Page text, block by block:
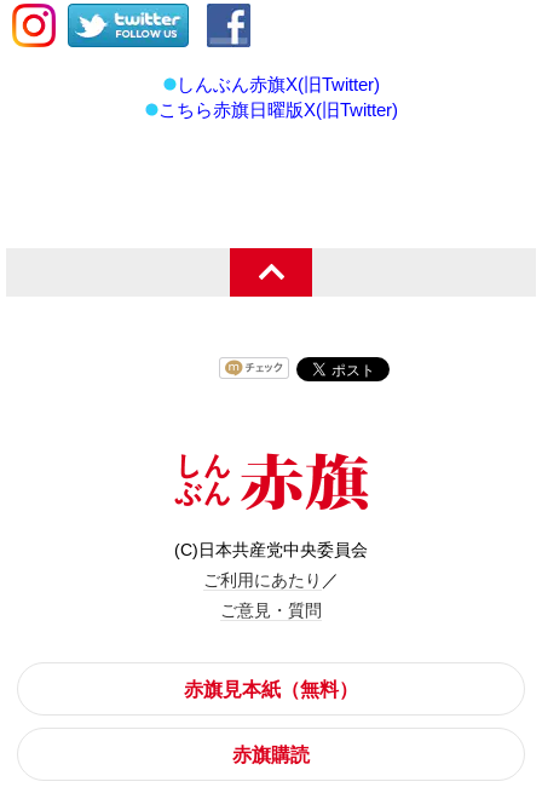
しんぶん赤旗X(旧Twitter)
こちら赤旗日曜版X(旧Twitter)
(C)日本共産党中央委員会
ご利用にあたり ／
ご意見・質問
赤旗見本紙（無料）
赤旗購読